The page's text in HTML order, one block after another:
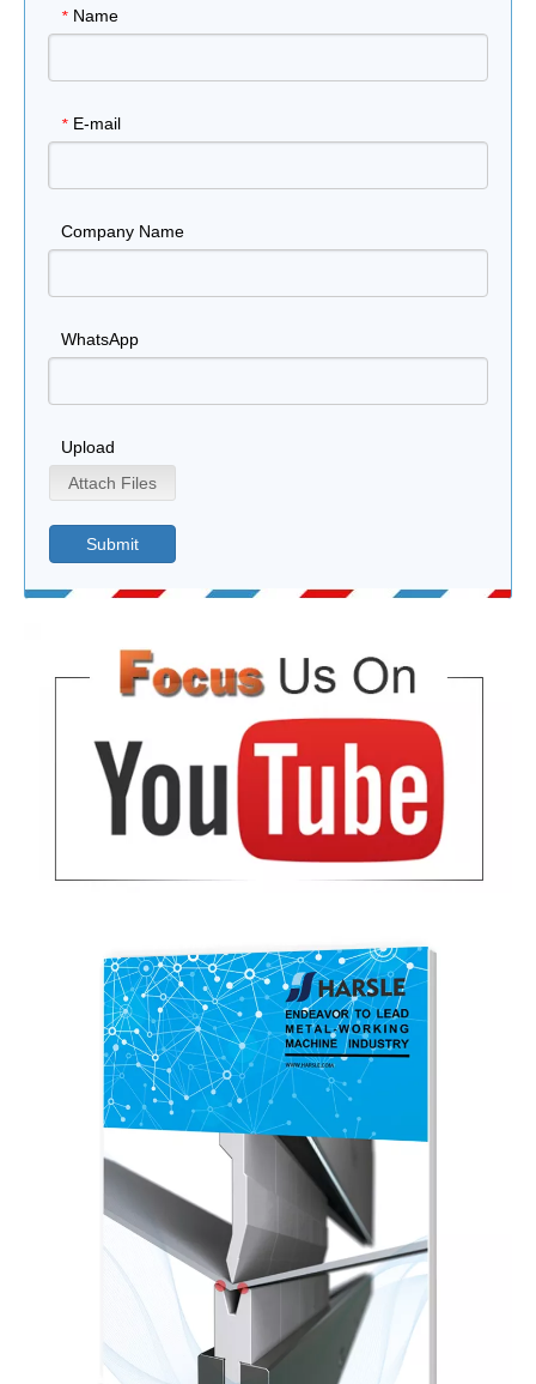
* Name
* E-mail
Company Name
WhatsApp
Upload
Attach Files
Submit